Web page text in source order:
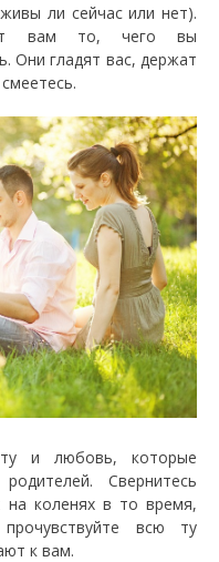
ли сейчас или нет).
вам то, чего вы
Они гладят вас, держат
и любовь, которые
Свернитесь
на коленях в то время,
всю ту
к вам.